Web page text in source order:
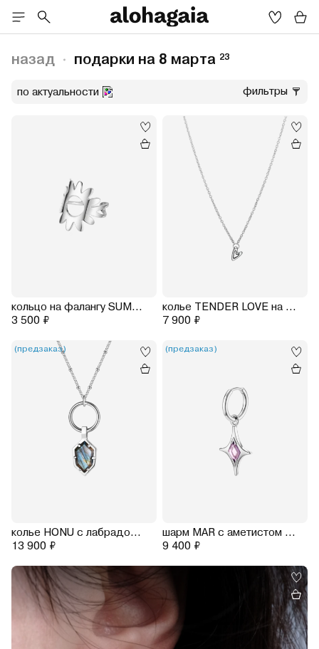
назад подарки на 8 марта 23
по актуальности фильтры
кольцо на фалангу SUMMERTIME
3 500 ₽
колье TENDER LOVE на цепочке
7 900 ₽
(предзаказ)
колье HONU с лабрадоритом на цепочке
13 900 ₽
(предзаказ)
шарм MAR с аметистом на базовом кликере (родирование)
9 400 ₽